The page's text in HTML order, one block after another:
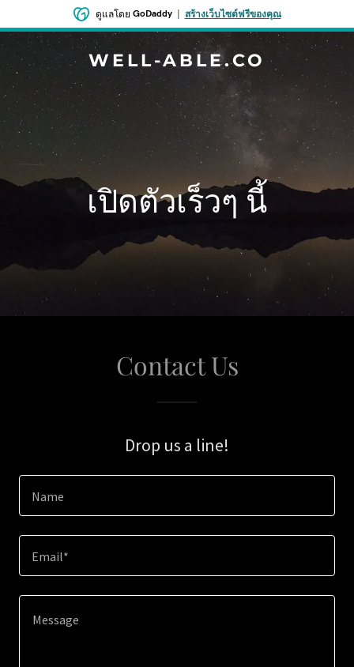
ดูแลโดย GoDaddy| สร้างเว็บไซต์ฟรีของคุณ
WELL-ABLE.CO
เปิดตัวเร็วๆ นี้
Contact Us
Drop us a line!
Name
Email*